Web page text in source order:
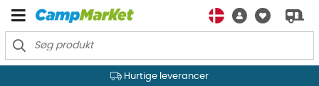
Hurtige leverancer